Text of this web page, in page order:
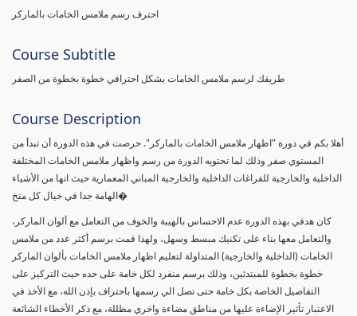
احترف رسم ملامس الخامات بالماركر
Course Subtitle
طريقك لرسم ملامس الخامات بشكل احترافي خطوة بخطوة من الصفر
Course Description
أهلا بكم في دورة "اظهار ملامس الخامات بالماركر". حرصت في هذه الدورة أن تبدأ من
المستوي صفر وذلك لما تحتويه الدورة من رسم واظهار ملامس الخامات المختلفة
الداخلية والخارجية للفراغات الداخلية والخارجية المباني المعمارية حيث انها من الأشياء
الهامة جدا في خيال كل متخ�
كان هدفي بهذه الدورة عدم الاحساس بالهيبة والخوف من التعامل مع ألوان الماركر،
والتعامل معها بناء على تكنيك مبسط وسهل، ولهذا قمت برسم أكثر عدد من ملامس
الخامات (الداخلية والخارجية) المتداولة لتعليم اظهار ملامس الخامات بألوان الماركر
خطوة بخطوة للمبتدئين، وذلك برسم منفرد لكل خامة على حده حيث التركيز على
التفاصيل الخاصة بكل خامة حتى تصل الي رسمها باحتراف بإذن الله، مع الأخذ في
الاعتبار تأثير الإضاءة عليها من مناطق مضاءة واخري مظللة، مع ذكر الأخطاء الشائعة